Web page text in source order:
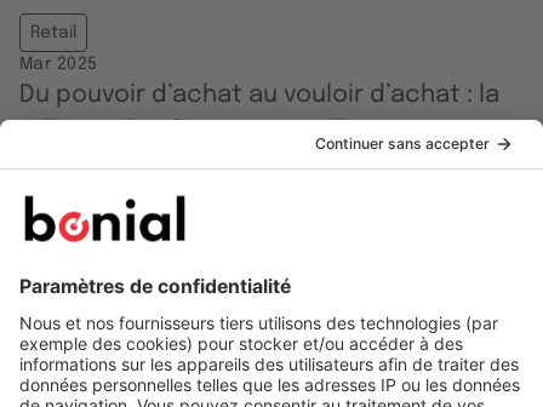
Retail
Mar 2025
Du pouvoir d’achat au vouloir d’achat : la
relation des français avec la
consommation - vague 13
Retail